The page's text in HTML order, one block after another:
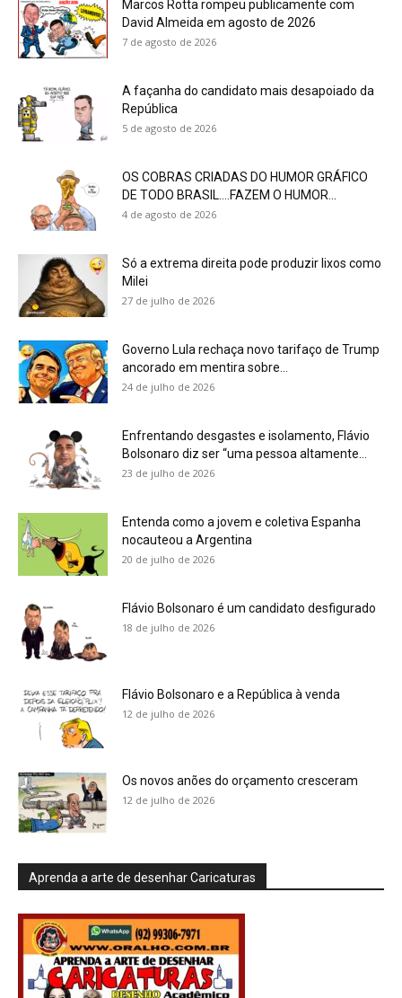
Marcos Rotta rompeu publicamente com
David Almeida em agosto de 2026
7 de agosto de 2026
A façanha do candidato mais desapoiado da
República
5 de agosto de 2026
OS COBRAS CRIADAS DO HUMOR GRÁFICO
DE TODO BRASIL….FAZEM O HUMOR...
4 de agosto de 2026
Só a extrema direita pode produzir lixos como
Milei
27 de julho de 2026
Governo Lula rechaça novo tarifaço de Trump
ancorado em mentira sobre...
24 de julho de 2026
Enfrentando desgastes e isolamento, Flávio
Bolsonaro diz ser “uma pessoa altamente...
23 de julho de 2026
Entenda como a jovem e coletiva Espanha
nocauteou a Argentina
20 de julho de 2026
Flávio Bolsonaro é um candidato desfigurado
18 de julho de 2026
Flávio Bolsonaro e a República à venda
12 de julho de 2026
Os novos anões do orçamento cresceram
12 de julho de 2026
Aprenda a arte de desenhar Caricaturas